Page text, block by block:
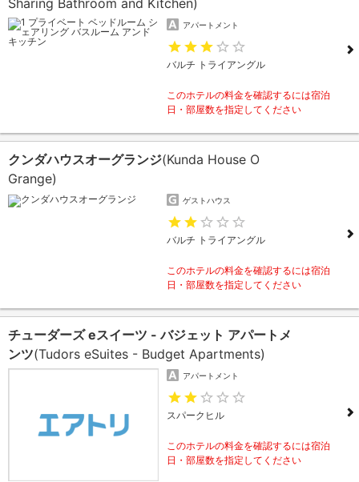
Sharing Bathroom and Kitchen)
アパートメント
バルチ トライアングル
このホテルの料金を確認するには宿泊
日・部屋数を指定してください
クンダハウスオーグランジ(Kunda House O
Grange)
ゲストハウス
バルチ トライアングル
このホテルの料金を確認するには宿泊
日・部屋数を指定してください
チューダーズ eスイーツ - バジェット アパートメ
ンツ(Tudors eSuites - Budget Apartments)
アパートメント
スパークヒル
このホテルの料金を確認するには宿泊
日・部屋数を指定してください